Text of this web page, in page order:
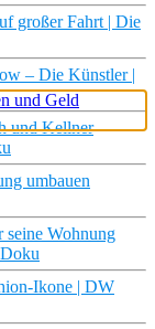
großer Fahrt | Die
– Die Künstler |
und Kellner
umbauen
seine Wohnung
Ikone | DW